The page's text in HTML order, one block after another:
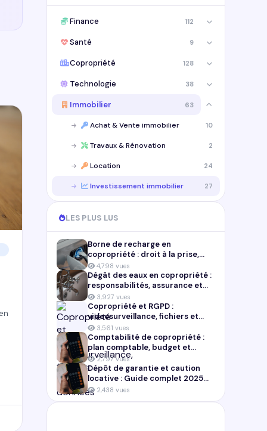
Finance 112
Santé 9
Copropriété 128
Technologie 38
Immobilier 63
Achat & Vente immobilier 10
Travaux & Rénovation 2
Location 24
Investissement immobilier 27
LES PLUS LUS
Borne de recharge en
copropriété : droit à la prise,
installation et aides en 2026
4,798 vues
Dégât des eaux en copropriété :
responsabilités, assurance et
démarches
3,927 vues
Copropriété et RGPD :
videosurveillance, fichiers et
donnees personnelles
3,561 vues
Comptabilité de copropriété :
plan comptable, budget et
trésorerie 2026
2,797 vues
Dépôt de garantie et caution
locative : Guide complet 2025
pour locataires et propriétaires
2,438 vues